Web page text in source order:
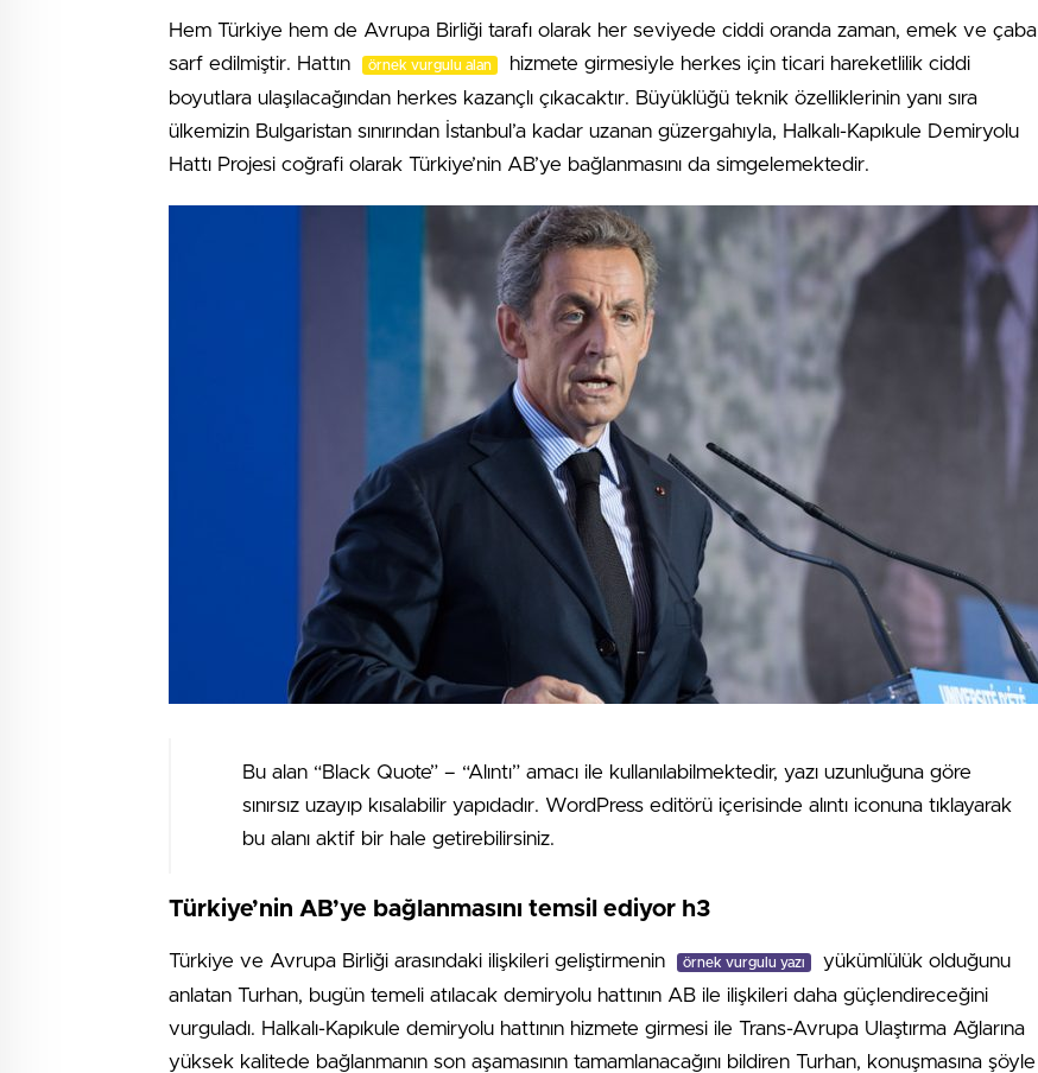
Hem Türkiye hem de Avrupa Birliği tarafı olarak her seviyede ciddi oranda zaman, emek ve çaba
sarf edilmiştir. Hattın
örnek vurgulu alan
hizmete girmesiyle herkes için ticari hareketlilik ciddi
boyutlara ulaşılacağından herkes kazançlı çıkacaktır. Büyüklüğü teknik özelliklerinin yanı sıra
ülkemizin Bulgaristan sınırından İstanbul’a kadar uzanan güzergahıyla, Halkalı-Kapıkule Demiryolu
Hattı Projesi coğrafi olarak Türkiye’nin AB’ye bağlanmasını da simgelemektedir.
Bu alan “Black Quote” – “Alıntı” amacı ile kullanılabilmektedir, yazı uzunluğuna göre
sınırsız uzayıp kısalabilir yapıdadır. WordPress editörü içerisinde alıntı iconuna tıklayarak
bu alanı aktif bir hale getirebilirsiniz.
Türkiye’nin AB’ye bağlanmasını temsil ediyor h3
Türkiye ve Avrupa Birliği arasındaki ilişkileri geliştirmenin örnek vurgulu yazı
yükümlülük olduğunu
anlatan Turhan, bugün temeli atılacak demiryolu hattının AB ile ilişkileri daha güçlendireceğini
vurguladı. Halkalı-Kapıkule demiryolu hattının hizmete girmesi ile Trans-Avrupa Ulaştırma Ağlarına
yüksek kalitede bağlanmanın son aşamasının tamamlanacağını bildiren Turhan, konuşmasına şöyle